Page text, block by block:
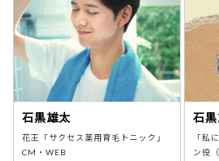
石黒雄太
花王「サクセス薬用育毛トニック」
CM・WEB
石
「私
ン役